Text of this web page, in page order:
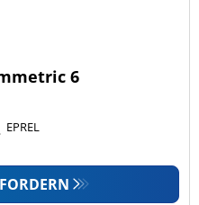
6
EPREL